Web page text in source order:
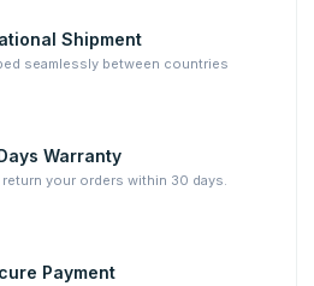
Shipment
seamlessly between countries
Warranty
your orders within 30 days.
Payment